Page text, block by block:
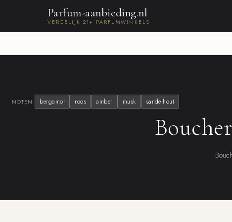
Parfum-aanbieding.nl
VERGELIJK 21+ PARFUMWINKELS
NOTEN bergamot roos amber musk sandelhout